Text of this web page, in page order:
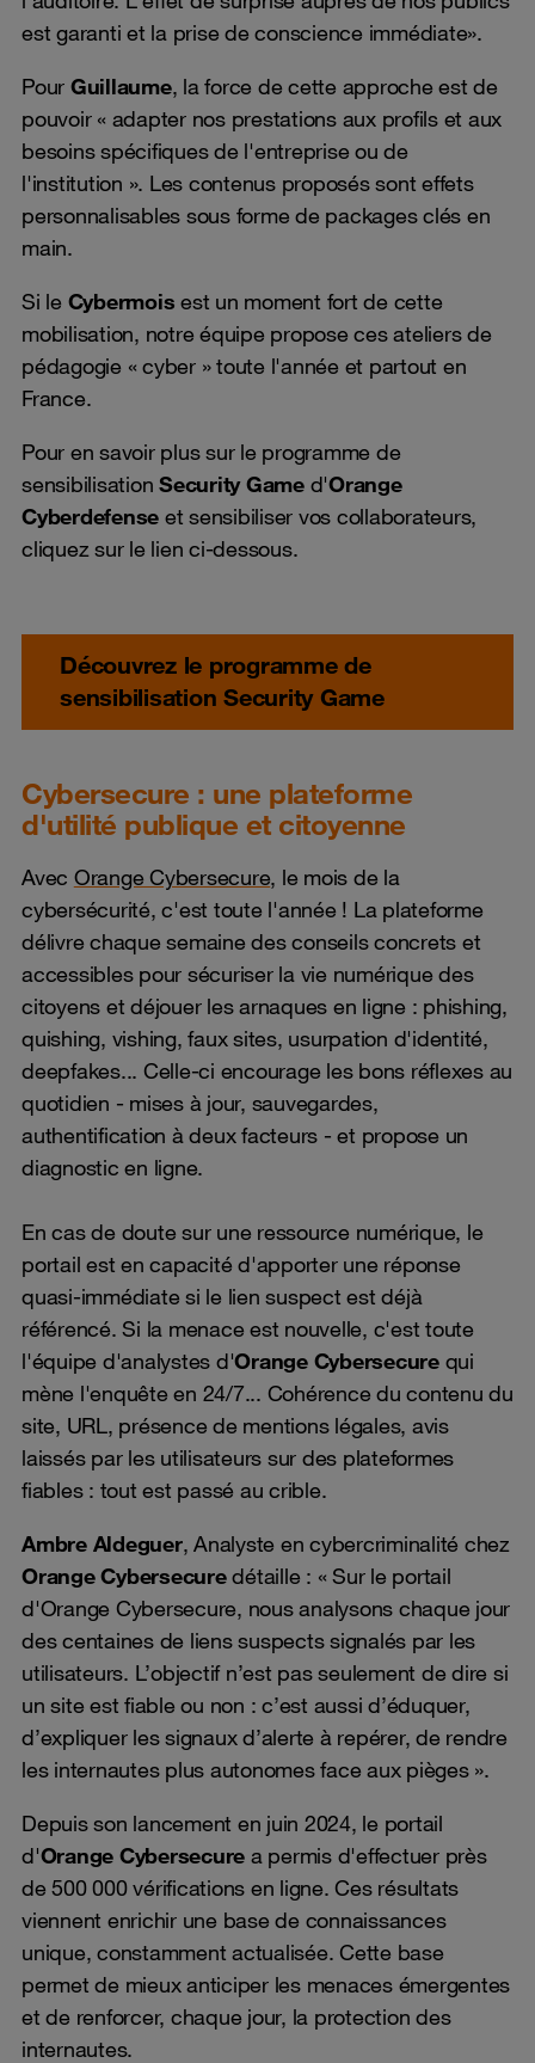
est garanti et la prise de conscience immédiate».
Pour Guillaume, la force de cette approche est de
pouvoir « adapter nos prestations aux profils et aux
besoins spécifiques de l'entreprise ou de
l'institution ». Les contenus proposés sont effets
personnalisables sous forme de packages clés en
main.
Si le Cybermois est un moment fort de cette
mobilisation, notre équipe propose ces ateliers de
pédagogie « cyber » toute l'année et partout en
France.
Pour en savoir plus sur le programme de
sensibilisation Security Gamed'Orange
Cyberdefense et sensibiliser vos collaborateurs,
cliquez sur le lien ci-dessous.
Découvrez le programme de
sensibilisation Security Game
Cybersecure : une plateforme
d'utilité publique et citoyenne
Avec Orange Cybersecure, le mois de la
cybersécurité, c'est toute l'année ! La plateforme
délivre chaque semaine des conseils concrets et
accessibles pour sécuriser la vie numérique des
citoyens et déjouer les arnaques en ligne : phishing,
quishing, vishing, faux sites, usurpation d'identité,
deepfakes... Celle-ci encourage les bons réflexes au
quotidien - mises à jour, sauvegardes,
authentification à deux facteurs - et propose un
diagnostic en ligne.
En cas de doute sur une ressource numérique, le
portail est en capacité d'apporter une réponse
quasi-immédiate si le lien suspect est déjà
référencé. Si la menace est nouvelle, c'est toute
l'équipe d'analystes d'Orange Cybersecurequi
mène l'enquête en 24/7... Cohérence du contenu du
site, URL, présence de mentions légales, avis
laissés par les utilisateurs sur des plateformes
fiables : tout est passé au crible.
Ambre Aldeguer, Analyste en cybercriminalité chez
Orange Cybersecuredétaille : « Sur le portail
d'Orange Cybersecure, nous analysons chaque jour
des centaines de liens suspects signalés par les
utilisateurs. L’objectif n’est pas seulement de dire si
un site est fiable ou non : c’est aussi d’éduquer,
d’expliquer les signaux d’alerte à repérer, de rendre
les internautes plus autonomes face aux pièges ».
Depuis son lancement en juin 2024, le portail
d'Orange Cybersecure a permis d'effectuer près
de 500 000 vérifications en ligne. Ces résultats
viennent enrichir une base de connaissances
unique, constamment actualisée. Cette base
permet de mieux anticiper les menaces émergentes
et de renforcer, chaque jour, la protection des
internautes.